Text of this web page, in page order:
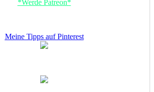
*Werde Patreon*
Meine Tipps auf Pinterest